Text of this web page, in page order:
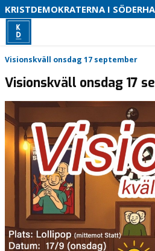
KRISTDEMOKRATERNA I
HEM
VÅR PARTIAVDELNING I
VAD VILL VI I VÅR KOMMUN
Visionskväll onsdag 17 september
Visionskväll onsdag 17